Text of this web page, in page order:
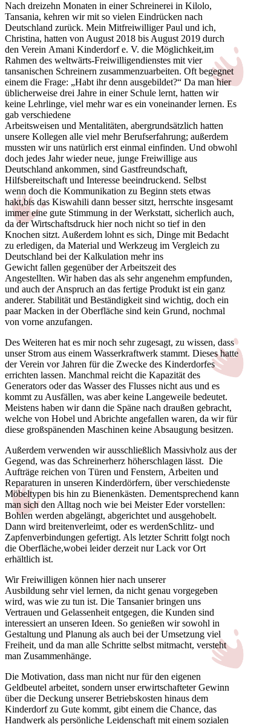
Nach dreizehn Monaten in einer Schreinerei in Kilolo,
Tansania, kehren wir mit so vielen Eindrücken nach
Deutschland zurück. Mein Mitfreiwilliger Paul und ich,
Christina, hatten von August 2018 bis August 2019 durch
den Verein Amani Kinderdorf e. V. die Möglichkeit,im
Rahmen des weltwärts-Freiwilligendienstes mit vier
tansanischen Schreinern zusammenzuarbeiten. Oft begegnet
einem die Frage: „Habt ihr denn ausgebildet?“ Da man hier
üblicherweise drei Jahre in einer Schule lernt, hatten wir
keine Lehrlinge, viel mehr war es ein voneinander lernen. Es
gab verschiedene
Arbeitsweisen und Mentalitäten, abergrundsätzlich hatten
unsere Kollegen alle viel mehr Berufserfahrung; außerdem
mussten wir uns natürlich erst einmal einfinden. Und obwohl
doch jedes Jahr wieder neue, junge Freiwillige aus
Deutschland ankommen, sind Gastfreundschaft,
Hilfsbereitschaft und Interesse beeindruckend. Selbst
wenn doch die Kommunikation zu Beginn stets etwas
hakt,bis das Kiswahili dann besser sitzt, herrschte insgesamt
immer eine gute Stimmung in der Werkstatt, sicherlich auch,
da der Wirtschaftsdruck hier noch nicht so tief in den
Knochen sitzt. Außerdem lohnt es sich, Dinge mit Bedacht
zu erledigen, da Material und Werkzeug im Vergleich zu
Deutschland bei der Kalkulation mehr ins
Gewicht fallen gegenüber der Arbeitszeit des
Angestellten. Wir haben das als sehr angenehm empfunden,
und auch der Anspruch an das fertige Produkt ist ein ganz
anderer. Stabilität und Beständigkeit sind wichtig, doch ein
paar Macken in der Oberfläche sind kein Grund, nochmal
von vorne anzufangen.
Des Weiteren hat es mir noch sehr zugesagt, zu wissen, dass
unser Strom aus einem Wasserkraftwerk stammt. Dieses hatte
der Verein vor Jahren für die Zwecke des Kinderdorfes
errichten lassen. Manchmal reicht die Kapazität des
Generators oder das Wasser des Flusses nicht aus und es
kommt zu Ausfällen, was aber keine Langeweile bedeutet.
Meistens haben wir dann die Späne nach draußen gebracht,
welche von Hobel und Abrichte angefallen waren, da wir für
diese großspänenden Maschinen keine Absaugung besitzen.
Außerdem verwenden wir ausschließlich Massivholz aus der
Gegend, was das Schreinerherz höherschlagen lässt. Die
Aufträge reichen von Türen und Fenstern, Arbeiten und
Reparaturen in unseren Kinderdörfern, über verschiedenste
Möbeltypen bis hin zu Bienenkästen. Dementsprechend kann
man sich den Alltag noch wie bei Meister Eder vorstellen:
Bohlen werden abgelängt, abgerichtet und ausgehobelt.
Dann wird breitenverleimt, oder es werdenSchlitz- und
Zapfenverbindungen gefertigt. Als letzter Schritt folgt noch
die Oberfläche,wobei leider derzeit nur Lack vor Ort
erhältlich ist.
Wir Freiwilligen können hier nach unserer
Ausbildung sehr viel lernen, da nicht genau vorgegeben
wird, was wie zu tun ist. Die Tansanier bringen uns
Vertrauen und Gelassenheit entgegen, die Kunden sind
interessiert an unseren Ideen. So genießen wir sowohl in
Gestaltung und Planung als auch bei der Umsetzung viel
Freiheit, und da man alle Schritte selbst mitmacht, versteht
man Zusammenhänge.
Die Motivation, dass man nicht nur für den eigenen
Geldbeutel arbeitet, sondern unser erwirtschafteter Gewinn
über die Deckung unserer Betriebskosten hinaus dem
Kinderdorf zu Gute kommt, gibt einem die Chance, das
Handwerk als persönliche Leidenschaft mit einem sozialen